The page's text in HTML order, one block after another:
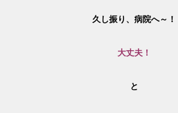
久し振り、病院へ～！
大丈夫！
と